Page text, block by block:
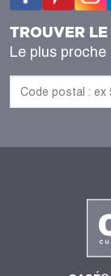
TROUVER
Le plus